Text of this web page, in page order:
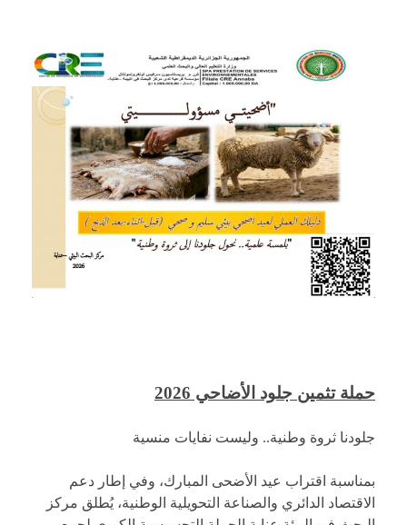
حملة تثمين جلود الأضاحي 2026
جلودنا ثروة وطنية.. وليست نفايات منسية
​بمناسبة اقتراب عيد الأضحى المبارك، وفي إطار دعم
الاقتصاد الدائري والصناعة التحويلية الوطنية، يُطلق مركز